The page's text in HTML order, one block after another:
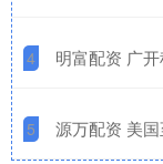
4 明富配资 广
5 源万配资 美